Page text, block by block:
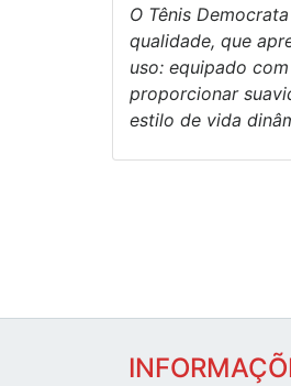
O Tênis
qualidade, que
uso: equipado
proporcionar
estilo de vida